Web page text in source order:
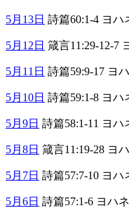
5月13日 詩篇60:1-4 ヨハ
5月12日 箴言11:29-12-7
5月11日 詩篇59:9-17 ヨ
5月10日 詩篇59:1-8 ヨハ
5月9日 詩篇58:1-11 ヨハ
5月8日 箴言11:19-28 ヨ
5月7日 詩篇57:7-10 ヨハ
5月6日 詩篇57:1-6 ヨハ